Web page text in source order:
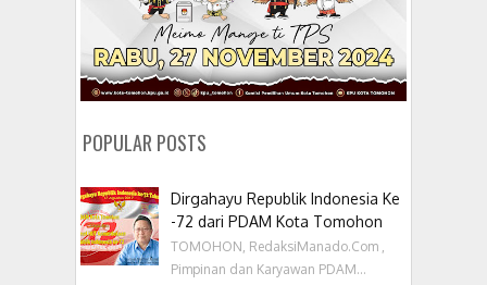
POPULAR POSTS
Dirgahayu Republik Indonesia Ke
-72 dari PDAM Kota Tomohon
TOMOHON, RedaksiManado.Com ,
Pimpinan dan Karyawan PDAM...